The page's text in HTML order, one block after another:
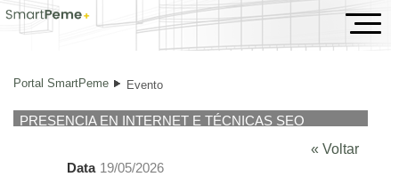
Evento
Portal SmartPeme Evento
PRESENCIA EN INTERNET E TÉCNICAS SEO
« Voltar
Data 19/05/2026